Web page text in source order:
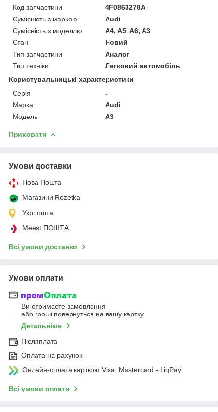
Код запчастини
4F0863278A
Сумісність з маркою
Audi
Сумісність з моделлю
A4, A5, A6, A3
Стан
Новий
Тип запчастини
Аналог
Тип техніки
Легковий автомобіль
Користувальницькі характеристики
Серія
-
Марка
Audi
Модель
A3
Приховати
Умови доставки
Нова Пошта
Магазини Rozetka
Укрпошта
Meest ПОШТА
Всі умови доставки
Умови оплати
Ви отримаєте замовлення
або гроші повернуться на вашу картку
Детальніше
Післяплата
Оплата на рахунок
Онлайн-оплата карткою Visa, Mastercard - LiqPay
Всі умови оплати